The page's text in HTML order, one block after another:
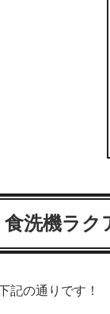
洗機ラク
記の通りです！